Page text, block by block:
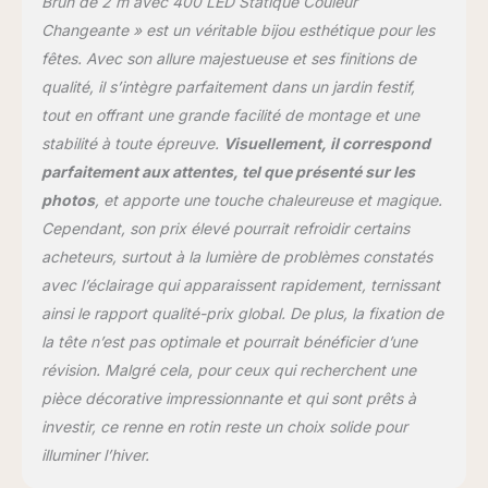
idéal comme décoration
de Noël pour l'intérieur et
l'extérieur.
Changeante » est un véritable bijou esthétique pour les
fêtes. Avec son allure majestueuse et ses finitions de
qualité, il s’intègre parfaitement dans un jardin festif,
tout en offrant une grande facilité de montage et une
stabilité à toute épreuve. Visuellement, il correspond
parfaitement aux attentes, tel que présenté sur les
photos, et apporte une touche chaleureuse et magique.
Cependant, son prix élevé pourrait refroidir certains
acheteurs, surtout à la lumière de problèmes constatés
avec l’éclairage qui apparaissent rapidement, ternissant
ainsi le rapport qualité-prix global. De plus, la fixation de
la tête n’est pas optimale et pourrait bénéficier d’une
révision. Malgré cela, pour ceux qui recherchent une
pièce décorative impressionnante et qui sont prêts à
investir, ce renne en rotin reste un choix solide pour
illuminer l’hiver.